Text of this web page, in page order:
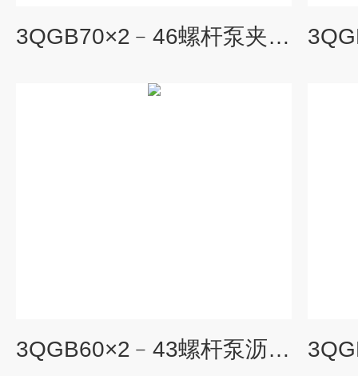
3QGB70×2﹣46螺杆泵夹套伴热沥青泵 螺杆泵生产
3QGB60×2﹣43螺杆泵沥青称重计量输送泵 螺杆泵生产